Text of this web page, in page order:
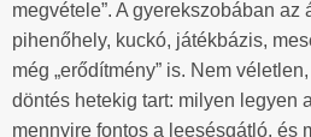
megvétele”. A gyerekszobában az
pihenőhely, kuckó, játékbázis,
még „erődítmény” is. Nem
döntés hetekig tart: milyen legyen
mennyire fontos a leesésgátló, és